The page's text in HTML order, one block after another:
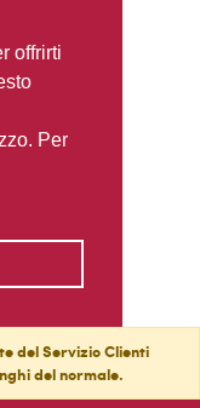
offrirti
Per
del Servizio Clienti
del normale.